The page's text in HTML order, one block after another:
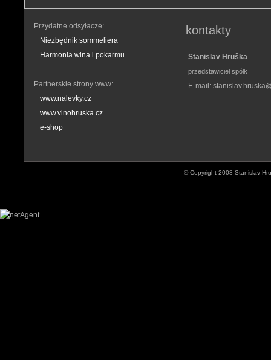
Przydatne odsyłacze:
Niezbędnik sommeliera
Harmonia wina i pokarmu
Partnerskie strony www:
www.nalevky.cz
www.vinohruska.cz
e-shop
kontakty
Stanislav Hruška
przedstawiciel spółk
E-mail:
© Copyright 2008 Stanislav